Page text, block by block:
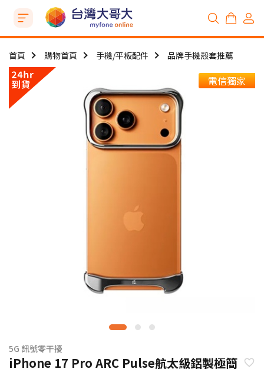
首頁 購物首頁 手機/平板配件 品牌手機殼套推薦
電信獨家
5G 訊號零干擾
iPhone 17 Pro ARC Pulse航太級鋁製極簡